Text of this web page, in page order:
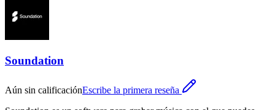
Soundation
Aún sin calificaciónEscribe la primera reseña